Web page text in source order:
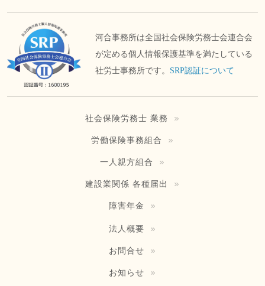
河合事務所は全国社会保険労務士会連合会
が定める個人情報保護基準を満たしている
社労士事務所です。 SRP認証について
社会保険労務士 業務
労働保険事務組合
一人親方組合
建設業関係 各種届出
障害年金
法人概要
お問合せ
お知らせ